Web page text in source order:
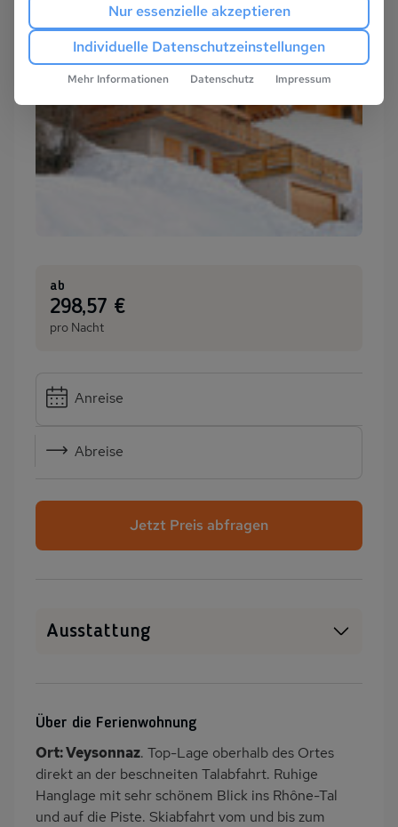
ab
:298,57 €
pro Nacht
Anreise
Abreise
Jetzt Preis abfragen
Ausstattung
Heizung
Wäschetrockner
Balkon/Loggia
PKW-Parkplatz
Badewanne
Dusche
Dusche/WC
Über die Ferienwohnung
Ort: Veysonnaz. Top-Lage oberhalb des Ortes
direkt an der beschneiten Talabfahrt. Ruhige
Hanglage mit sehr schönem Blick ins Rhône-Tal
und auf die Piste. Skiabfahrt vom und bis zum
Nur essenzielle akzeptieren
Individuelle Datenschutzeinstellungen
Mehr Informationen Datenschutz Impressum